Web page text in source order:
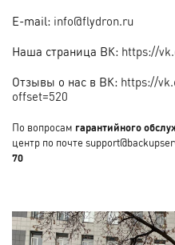
E-mail: info@flydron.ru
Наша страница ВК: https://
Отзывы о нас в ВК: https://
offset=520
По вопросам гарантийного
центр по почте
70